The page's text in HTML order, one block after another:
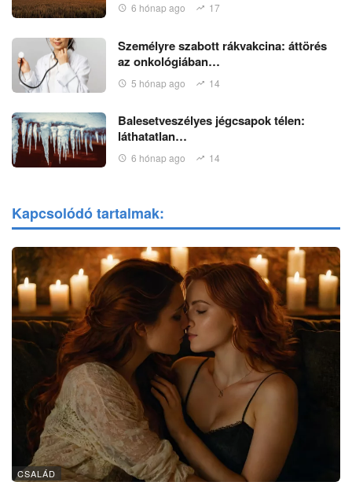
6 hónap ago 17
Személyre szabott rákvakcina: áttörés
az onkológiában…
5 hónap ago 14
Balesetveszélyes jégcsapok télen:
láthatatlan…
6 hónap ago 14
Kapcsolódó tartalmak:
CSALÁD